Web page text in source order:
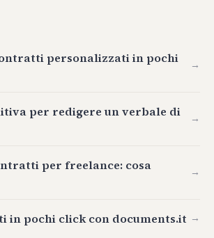
personalizzati in pochi
→
per redigere un verbale di
→
per freelance: cosa
→
in pochi click con documents.it →